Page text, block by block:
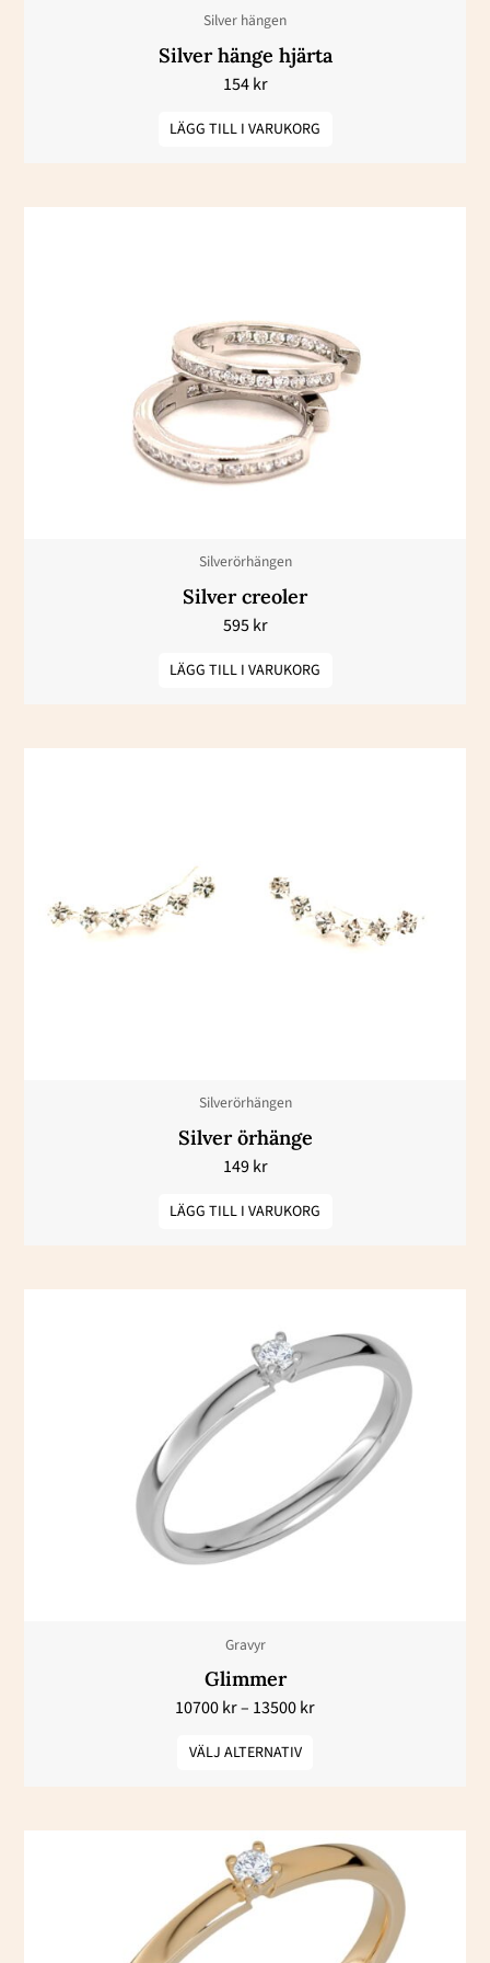
Silver hängen
Silver hänge hjärta
154kr
LÄGG TILL I VARUKORG
Silverörhängen
Silver creoler
595kr
LÄGG TILL I VARUKORG
Silverörhängen
Silver örhänge
149kr
LÄGG TILL I VARUKORG
Gravyr
Glimmer
10700kr– 13500kr
till
13500 kr
VÄLJ ALTERNATIV
här
produkten
har
olika
alternativen
på
produktsidan
Prisintervall:
9500 kr
till
12100 kr
Den
här
produkten